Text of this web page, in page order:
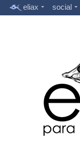
eliax social